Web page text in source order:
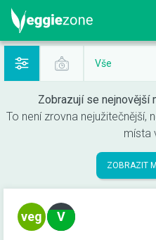
Vše
Zobrazují se nejnovější
To není zrovna nejužitečnější,
místa
ZOBRAZIT